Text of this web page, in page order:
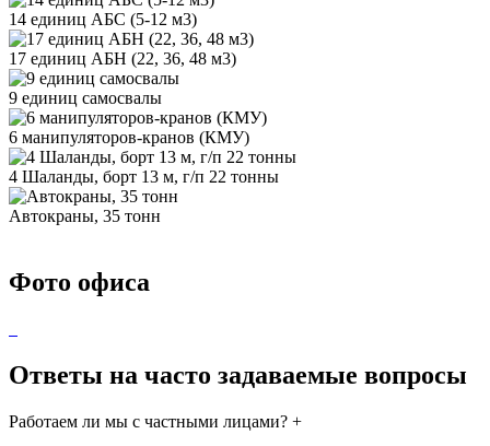
14 единиц АБС (5-12 м3)
17 единиц АБН (22, 36, 48 м3)
9 единиц самосвалы
6 манипуляторов-кранов (КМУ)
4 Шаланды, борт 13 м, г/п 22 тонны
Автокраны, 35 тонн
Фото офиса
Ответы на часто задаваемые вопросы
Работаем ли мы с частными лицами? +